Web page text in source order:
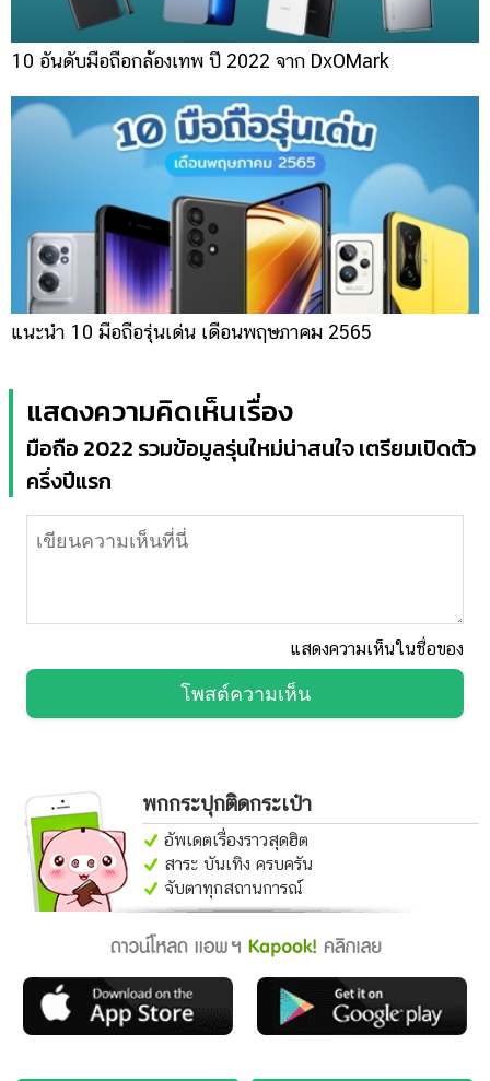
10 อันดับมือถือกล้องเทพ ปี 2022 จาก DxOMark
แนะนำ 10 มือถือรุ่นเด่น เดือนพฤษภาคม 2565
แสดงความคิดเห็นเรื่อง
มือถือ 2022 รวมข้อมูลรุ่นใหม่น่าสนใจ เตรียมเปิดตัว
ครึ่งปีแรก
แสดงความเห็นในชื่อของ
โพสต์ความเห็น
พกกระปุกติดกระเป๋า
อัพเดตเรื่องราวสุดฮิต
สาระ บันเทิง ครบครัน
จับตาทุกสถานการณ์